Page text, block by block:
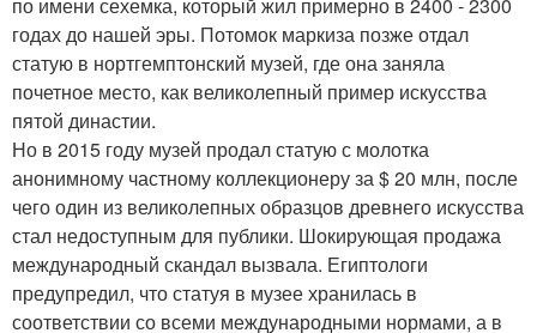
годах до нашей эры. Потомок маркиза позже отдал
статую в нортгемптонский музей, где она заняла
почетное место, как великолепный пример искусства
пятой династии.
Но в 2015 году музей продал статую с молотка
анонимному частному коллекционеру за $ 20 млн, после
чего один из великолепных образцов древнего искусства
стал недоступным для публики. Шокирующая продажа
международный скандал вызвала. Египтологи
предупредил, что статуя в музее хранилась в
соответствии со всеми международными нормами, а в